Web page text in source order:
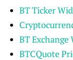
BT Ticker
BT Exchange
BTCQuote